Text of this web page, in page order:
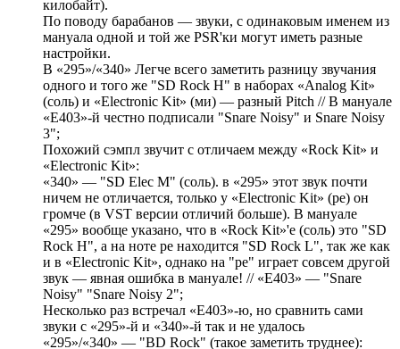
килобайт).
По поводу барабанов — звуки, с одинаковым именем из
мануала одной и той же PSR'ки могут иметь разные
настройки.
В «295»/«340» Легче всего заметить разницу звучания
одного и того же "SD Rock H" в наборах «Analog Kit»
(соль) и «Electronic Kit» (ми) — разный Pitch // В мануале
«E403»-й честно подписали "Snare Noisy" и Snare Noisy
3";
Похожий сэмпл звучит с отличаем между «Rock Kit» и
«Electronic Kit»:
«340» — "SD Elec M" (соль). в «295» этот звук почти
ничем не отличается, только у «Electronic Kit» (ре) он
громче (в VST версии отличий больше). В мануале
«295» вообще указано, что в «Rock Kit»'е (соль) это "SD
Rock H", а на ноте ре находится "SD Rock L", так же как
и в «Electronic Kit», однако на "ре" играет совсем другой
звук — явная ошибка в мануале! // «E403» — "Snare
Noisy" "Snare Noisy 2";
Несколько раз встречал «E403»-ю, но сравнить сами
звуки с «295»-й и «340»-й так и не удалось
«295»/«340» — "BD Rock" (такое заметить труднее):